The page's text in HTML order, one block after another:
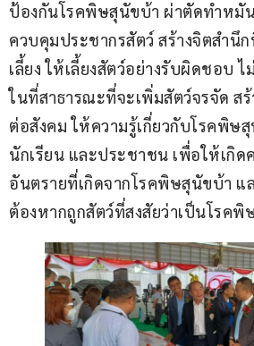
ป้องกันโรคพิษสุนัขบ้า ผ่าตัดทำหมั
ควบคุมประชากรสัตว์ สร้างจิตสำนึ
เลี้ยง ให้เลี้ยงสัตว์อย่างรับผิดชอบ
ในที่สาธารณะที่จะเพิ่มสัตว์จรจัด ส
ต่อสังคม ให้ความรู้เกี่ยวกับโรคพิษ
นักเรียน และประชาชน เพื่อให้เกิ
อันตรายที่เกิดจากโรคพิษสุนัขบ้า แ
ต้องหากถูกสัตว์ที่สงสัยว่าเป็นโรค